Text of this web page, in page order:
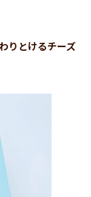
わりとけるチーズ